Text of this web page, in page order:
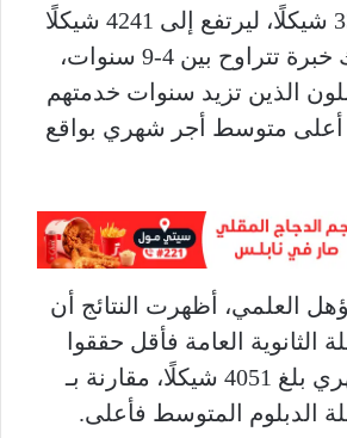
سنوات نحو 3368 شيكلًا، ليرتفع إلى 4241 شيكلًا
للفئة التي تمتلك خبرة تتراوح بين 4-9 سنوات،
الذين تزيد سنوات خدمتهم
أعلى متوسط أجر شهري بواقع
العلمي، أظهرت النتائج أن
الثانوية العامة فأقل حققوا
متوسط أجر شهري بلغ 4051 شيكلًا، مقارنة بـ